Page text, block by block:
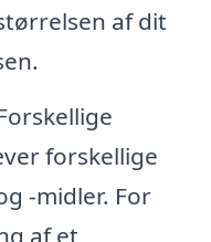
af dit
forskellige
-midler. For
af et